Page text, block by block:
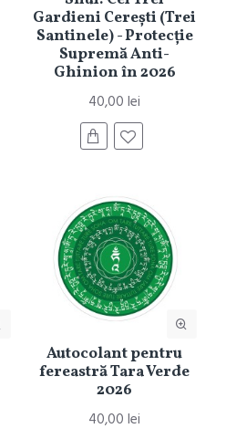
Gardieni Cerești (Trei
Santinele) - Protecție
Supremă Anti-
Ghinion în 2026
40,00 lei
Autocolant pentru
fereastră Tara Verde
2026
40,00 lei